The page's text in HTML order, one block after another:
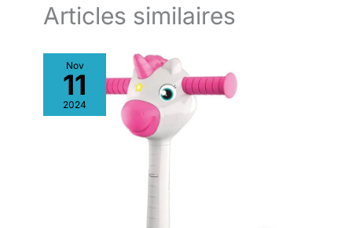
Articles similaires
Nov
11
2024